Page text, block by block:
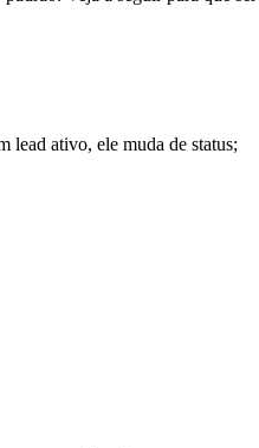
lead ativo, ele muda de status;